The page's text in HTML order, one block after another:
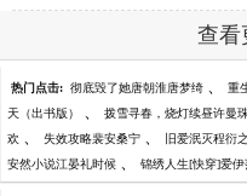
查看
热门点击: 彻底毁了她唐朝淮唐梦绮 、 重
天（出书版） 、 拨雪寻春，烧灯续昼许曼
欢 、 失效攻略裴安桑宁 、 旧爱泯灭程衍
安然小说江晏礼时候 、 锦绣人生[快穿]爱伊